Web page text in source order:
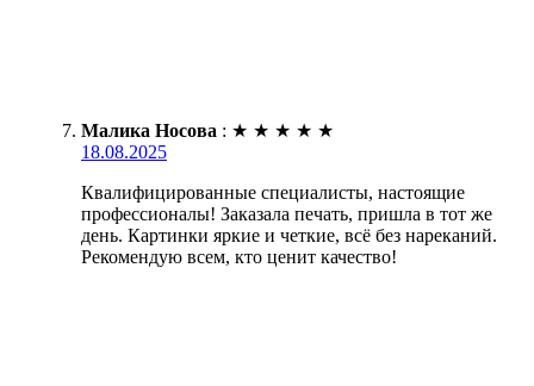
Малика Носова : ★ ★ ★ ★ ★
18.08.2025
Квалифицированные специалисты, настоящие
профессионалы! Заказала печать, пришла в тот же
день. Картинки яркие и четкие, всё без нареканий.
Рекомендую всем, кто ценит качество!